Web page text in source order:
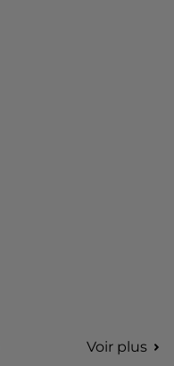
Voir plus